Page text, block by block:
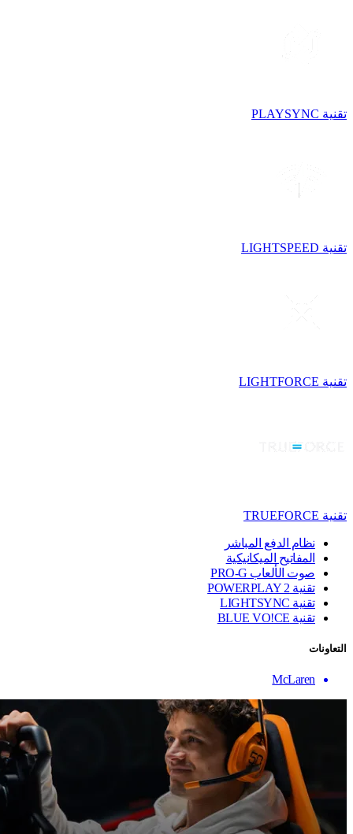
تقنية PLAYSYNC
تقنية LIGHTSPEED
تقنية LIGHTFORCE
تقنية TRUEFORCE
نظام الدفع المباشر
المفاتيح الميكانيكية
صوت الألعاب PRO-G
تقنية ‏POWERPLAY 2
تقنية LIGHTSYNC
تقنية BLUE VO!CE
التعاونات
McLaren